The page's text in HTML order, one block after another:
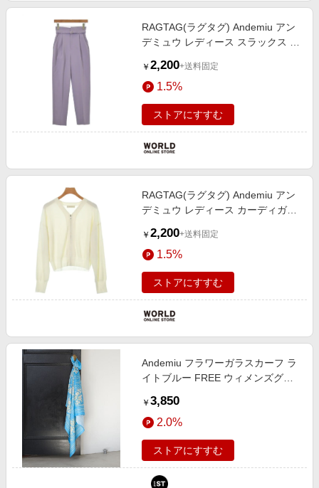
RAGTAG(ラグタグ) Andemiu アン
デミュウ レディース スラックス サ
￥ 2,200+送料固定
1.5%
ストアにすすむ
RAGTAG(ラグタグ) Andemiu アン
デミュウ レディース カーディガン
￥ 2,200+送料固定
1.5%
ストアにすすむ
Andemiu フラワーガラスカーフ ラ
イトブルー FREE ウィメンズグッ
ンドエスティ（旧ドットエスティ）
￥ 3,850
2.0%
ストアにすすむ